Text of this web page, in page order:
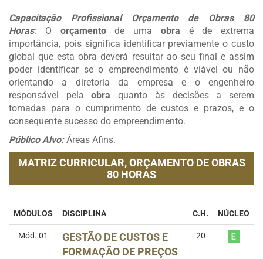
Capacitação Profissional Orçamento de Obras 80
Horas: O orçamentode uma obra é de extrema
importância, pois significa identificar previamente o custo
global que esta obra deverá resultar ao seu final e assim
poder identificar se o empreendimento é viável ou não
orientando a diretoria da empresa e o engenheiro
responsável pelaobra quanto às decisões a serem
tomadas para o cumprimento de custos e prazos, e o
consequente sucesso do empreendimento.
Público Alvo:Áreas Afins.
MATRIZ CURRICULAR,ORÇAMENTO DE OBRAS
80 HORAS
MÓDULOS DISCIPLINA C.H. NÚCLEO
Mód. 01
GESTÃO DE CUSTOS E
FORMAÇÃO DE PREÇOS
20